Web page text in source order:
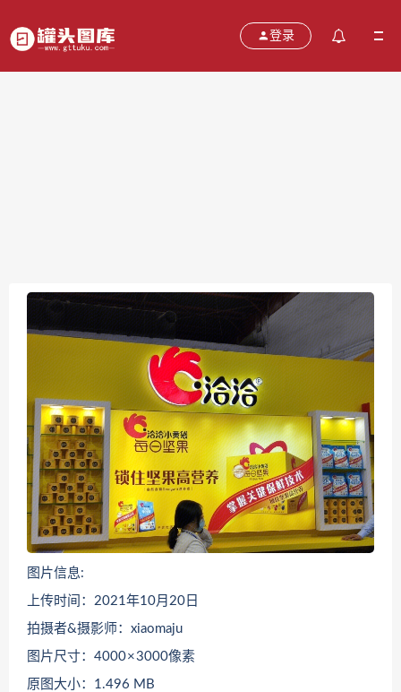
登录
图片信息:
上传时间：2021年10月20日
拍摄者&摄影师：xiaomaju
图片尺寸：4000 × 3000像素
原图大小：1.496 MB